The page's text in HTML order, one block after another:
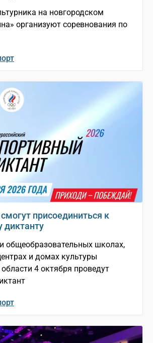
на новгородском
организуют соревнования по
присоединиться к
диктанту
общеобразовательных школах,
и домах культуры
4 октября проведут